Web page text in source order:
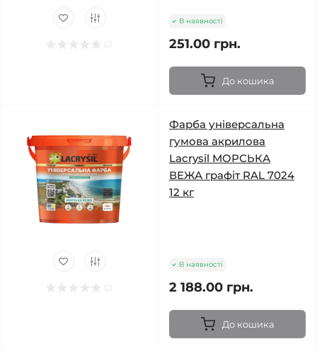
В наявності
251.00 грн.
До кошика
Фарба універсальна
гумова акрилова
Lacrysil МОРСЬКА
ВЕЖА графіт RAL 7024
12 кг
В наявності
2 188.00 грн.
До кошика